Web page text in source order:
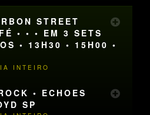
STREET
• • • EM 3 SETS
• 13H30 • 15H00 •
INTEIRO
• ECHOES
SP